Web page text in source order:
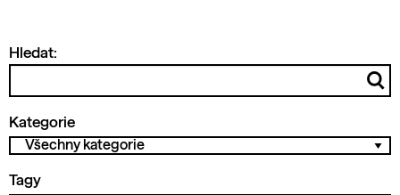
Hledat:
Kategorie
Tagy